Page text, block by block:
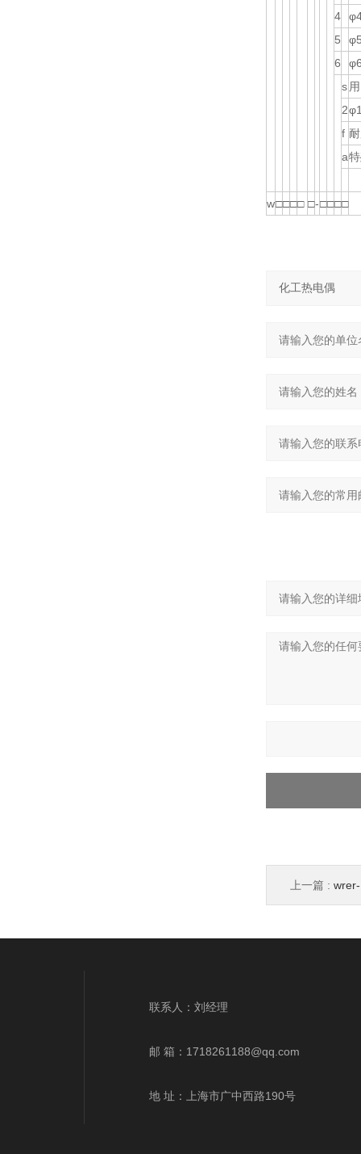
4
5
6
s
2
f
a
w□□□□ □-□□□□
上一篇 :
联系人：刘经理
邮 箱： 1718261188@qq.com
地 址：上海市广中西路190号